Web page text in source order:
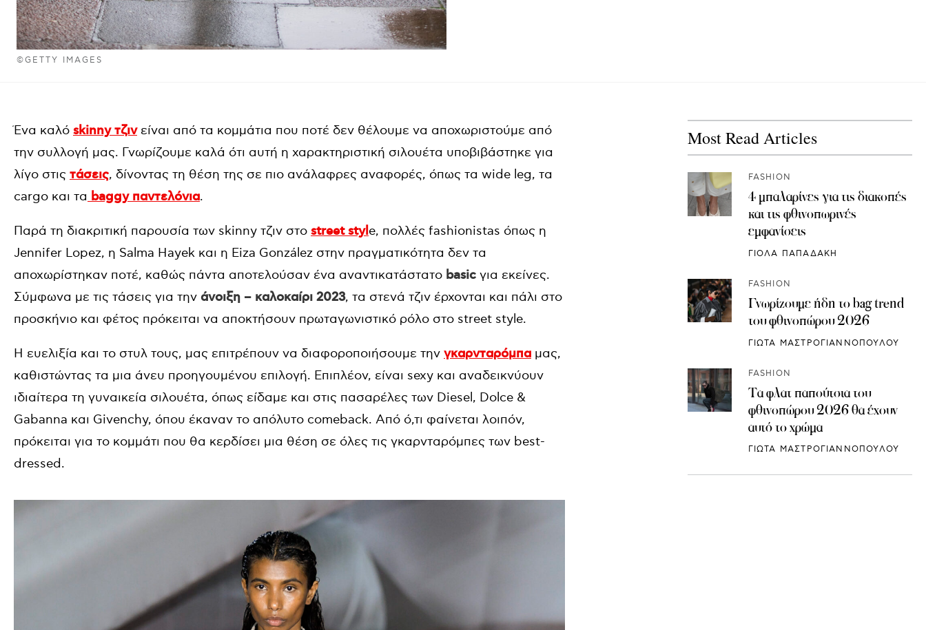
©GETTY IMAGES
Ένα καλό skinny τζινείναι από τα κομμάτια που ποτέ δεν θέλουμε να αποχωριστούμε από
την συλλογή μας. Γνωρίζουμε καλά ότι αυτή η χαρακτηριστική σιλουέτα υποβιβάστηκε για
λίγο στις τάσεις, δίνοντας τη θέση της σε πιο ανάλαφρες αναφορές, όπως τα wide leg, τα
cargo και τα baggy παντελόνια.
Παρά τη διακριτική παρουσία των skinny τζιν στο street style, πολλές fashionistas όπως η
Jennifer Lopez, η Salma Hayek και η Eiza González στην πραγματικότητα δεν τα
αποχωρίστηκαν ποτέ, καθώς πάντα αποτελούσαν ένα αναντικατάστατο basic για εκείνες.
Σύμφωνα με τις τάσεις για την άνοιξη – καλοκαίρι 2023, τα στενά τζιν έρχονται και πάλι στο
προσκήνιο και φέτος πρόκειται να αποκτήσουν πρωταγωνιστικό ρόλο στο street style.
Η ευελιξία και το στυλ τους, μας επιτρέπουν να διαφοροποιήσουμε την γκαρνταρόμπα μας,
καθιστώντας τα μια άνευ προηγουμένου επιλογή. Επιπλέον, είναι sexy και αναδεικνύουν
ιδιαίτερα τη γυναικεία σιλουέτα, όπως είδαμε και στις πασαρέλες των Diesel, Dolce &
Gabanna και Givenchy, όπου έκαναν το απόλυτο comeback. Από ό,τι φαίνεται λοιπόν,
πρόκειται για το κομμάτι που θα κερδίσει μια θέση σε όλες τις γκαρνταρόμπες των best-
dressed.
Most Read Articles
FASHION
4 μπαλαρίνες για τις διακοπές
και τις φθινοπωρινές
εμφανίσεις
ΓΙΟΛΑ ΠΑΠΑΔΑΚΗ
FASHION
Γνωρίζουμε ήδη το bag trend
του φθινοπώρου 2026
ΓΙΩΤΑ ΜΑΣΤΡΟΓΙΑΝΝΟΠΟΥΛΟΥ
FASHION
Τα φλατ παπούτσια του
φθινοπώρου 2026 θα έχουν
αυτό το χρώμα
ΓΙΩΤΑ ΜΑΣΤΡΟΓΙΑΝΝΟΠΟΥΛΟΥ